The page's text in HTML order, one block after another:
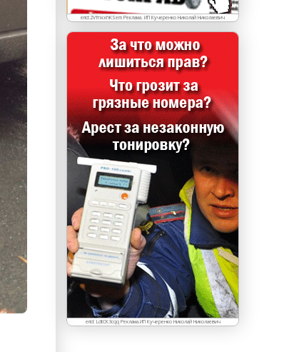
erid:2VfnxxhKSem Реклама. ИП Кучеренко Николай Николаевич
erid: LdtCK3cqq Реклама.ИП Кучеренко Николай Николаевич